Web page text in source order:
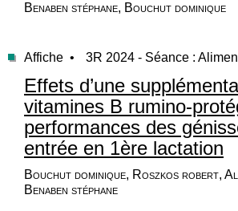
Benaben stéphane, Bouchut dominique
Affiche • 3R 2024 - Séance :
Effets d’une
vitamines B rumino-
performances des
entrée en 1ère lactation
Bouchut dominique, Roszkos robert,
Benaben stéphane